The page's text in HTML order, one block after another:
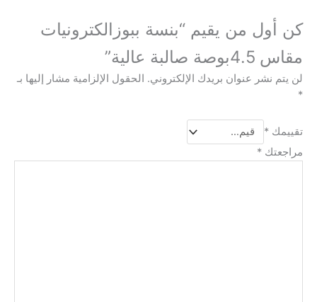
كن أول من يقيم “بنسة ببوزالكترونيات
مقاس 4.5بوصة صالبة عالية”
لن يتم نشر عنوان بريدك الإلكتروني. الحقول الإلزامية مشار إليها بـ
*
تقييمك *
مراجعتك *